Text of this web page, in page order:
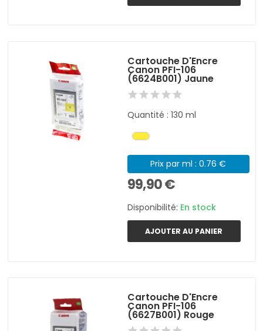
Cartouche D'Encre
Canon PFI-106
(6624B001) Jaune
Quantité : 130 ml
Prix par ml : 0.76 €
99,90 €
Disponibilité: En stock
AJOUTER AU PANIER
Cartouche D'Encre
Canon PFI-106
(6627B001) Rouge